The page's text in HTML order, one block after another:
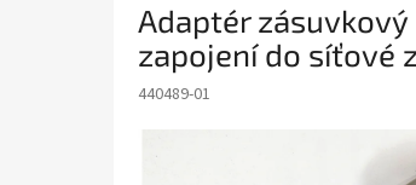
Adaptér
zapojení do síťové
440489-01